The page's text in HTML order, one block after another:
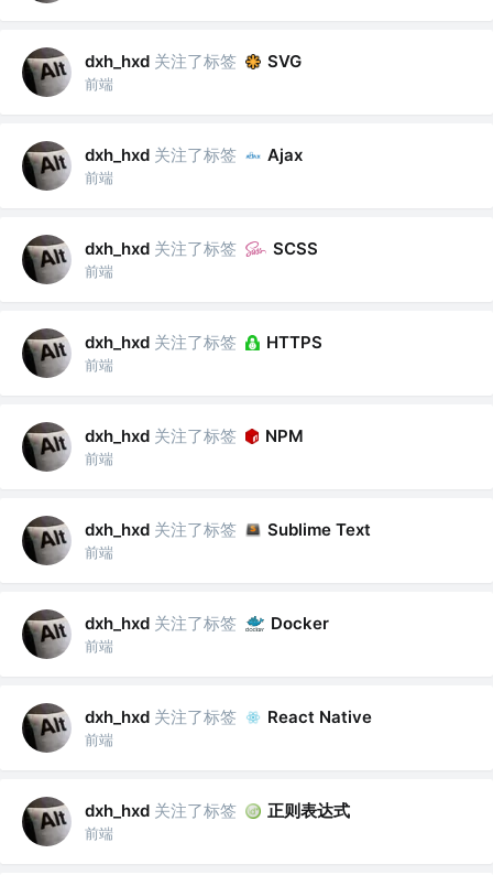
dxh_hxd 关注了标签 SVG
前端
dxh_hxd 关注了标签 Ajax
前端
dxh_hxd 关注了标签 SCSS
前端
dxh_hxd 关注了标签 HTTPS
前端
dxh_hxd 关注了标签 NPM
前端
dxh_hxd 关注了标签 Sublime Text
前端
dxh_hxd 关注了标签 Docker
前端
dxh_hxd 关注了标签 React Native
前端
dxh_hxd 关注了标签 正则表达式
前端